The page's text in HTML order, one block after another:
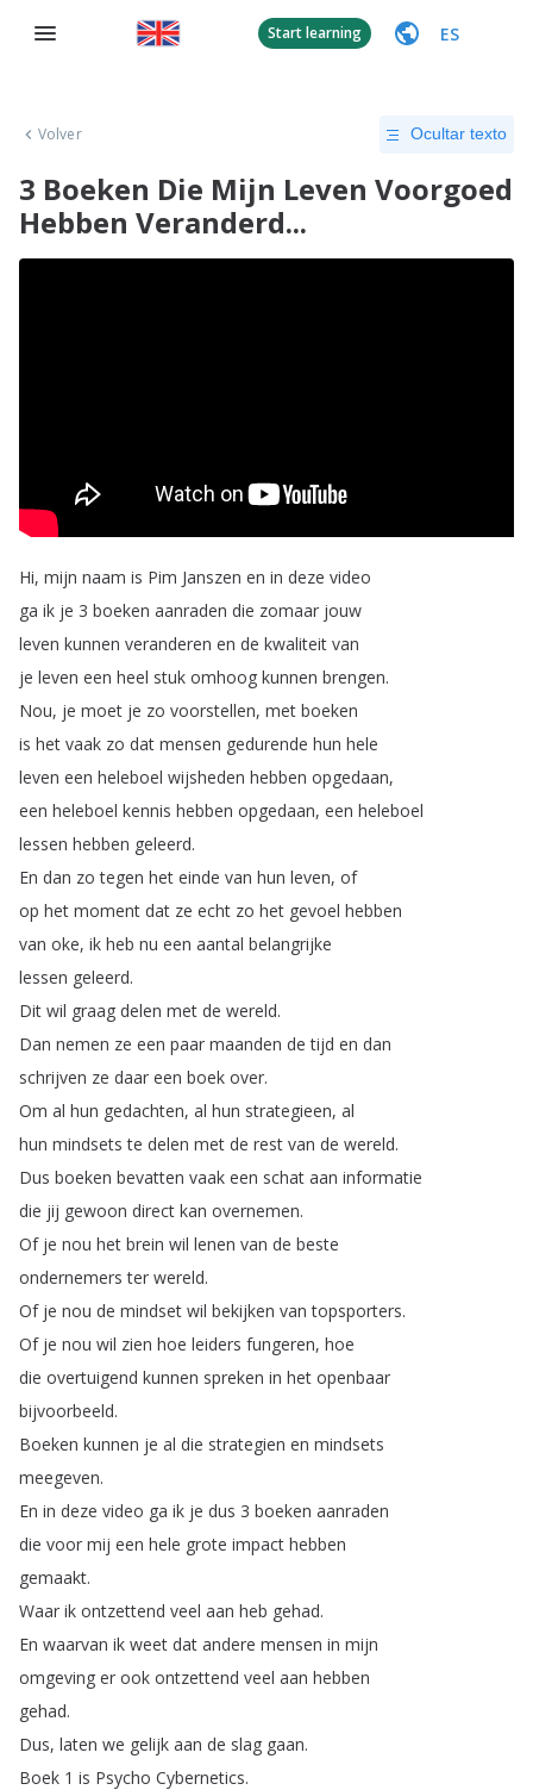
Start learning ES
Volver Ocultar texto
3 Boeken Die Mijn Leven Voorgoed
Hebben Veranderd...
Hi, mijn naam is Pim Janszen en in deze video
ga ik je 3 boeken aanraden die zomaar jouw
leven kunnen veranderen en de kwaliteit van
je leven een heel stuk omhoog kunnen brengen.
Nou, je moet je zo voorstellen, met boeken
is het vaak zo dat mensen gedurende hun hele
leven een heleboel wijsheden hebben opgedaan,
een heleboel kennis hebben opgedaan, een heleboel
lessen hebben geleerd.
En dan zo tegen het einde van hun leven, of
op het moment dat ze echt zo het gevoel hebben
van oke, ik heb nu een aantal belangrijke
lessen geleerd.
Dit wil graag delen met de wereld.
Dan nemen ze een paar maanden de tijd en dan
schrijven ze daar een boek over.
Om al hun gedachten, al hun strategieen, al
hun mindsets te delen met de rest van de wereld.
Dus boeken bevatten vaak een schat aan informatie
die jij gewoon direct kan overnemen.
Of je nou het brein wil lenen van de beste
ondernemers ter wereld.
Of je nou de mindset wil bekijken van topsporters.
Of je nou wil zien hoe leiders fungeren, hoe
die overtuigend kunnen spreken in het openbaar
bijvoorbeeld.
Boeken kunnen je al die strategien en mindsets
meegeven.
En in deze video ga ik je dus 3 boeken aanraden
die voor mij een hele grote impact hebben
gemaakt.
Waar ik ontzettend veel aan heb gehad.
En waarvan ik weet dat andere mensen in mijn
omgeving er ook ontzettend veel aan hebben
gehad.
Dus, laten we gelijk aan de slag gaan.
Boek 1 is Psycho Cybernetics.